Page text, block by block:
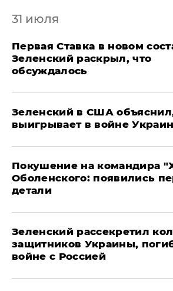
31 июля
​Первая Ставка в новом
Зеленский раскрыл, что
обсуждалось
Зеленский в США
выигрывает в войне
​Покушение на командира
Оболенского: появились
детали
Зеленский рассекретил
защитников Украины,
войне с Россией